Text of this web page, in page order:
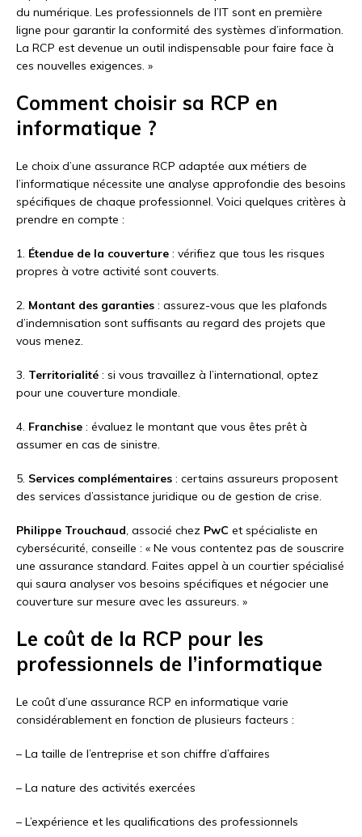
du numérique. Les professionnels de l’IT sont en première
ligne pour garantir la conformité des systèmes d’information.
La RCP est devenue un outil indispensable pour faire face à
ces nouvelles exigences. »
Comment choisir sa RCP en
informatique ?
Le choix d’une assurance RCP adaptée aux métiers de
l’informatique nécessite une analyse approfondie des besoins
spécifiques de chaque professionnel. Voici quelques critères à
prendre en compte :
1. Étendue de la couverture : vérifiez que tous les risques
propres à votre activité sont couverts.
2. Montant des garanties : assurez-vous que les plafonds
d’indemnisation sont suffisants au regard des projets que
vous menez.
3. Territorialité : si vous travaillez à l’international, optez
pour une couverture mondiale.
4. Franchise : évaluez le montant que vous êtes prêt à
assumer en cas de sinistre.
5. Services complémentaires : certains assureurs proposent
des services d’assistance juridique ou de gestion de crise.
Philippe Trouchaud, associé chez PwC et spécialiste en
cybersécurité, conseille : « Ne vous contentez pas de souscrire
une assurance standard. Faites appel à un courtier spécialisé
qui saura analyser vos besoins spécifiques et négocier une
couverture sur mesure avec les assureurs. »
Le coût de la RCP pour les
professionnels de l’informatique
Le coût d’une assurance RCP en informatique varie
considérablement en fonction de plusieurs facteurs :
– La taille de l’entreprise et son chiffre d’affaires
– La nature des activités exercées
– L’expérience et les qualifications des professionnels